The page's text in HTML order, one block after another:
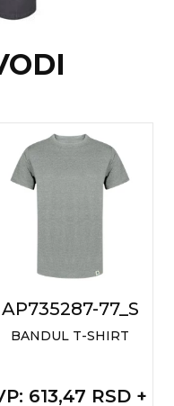
AP735287-77_S
BANDUL T-SHIRT
: 613,47 RSD +